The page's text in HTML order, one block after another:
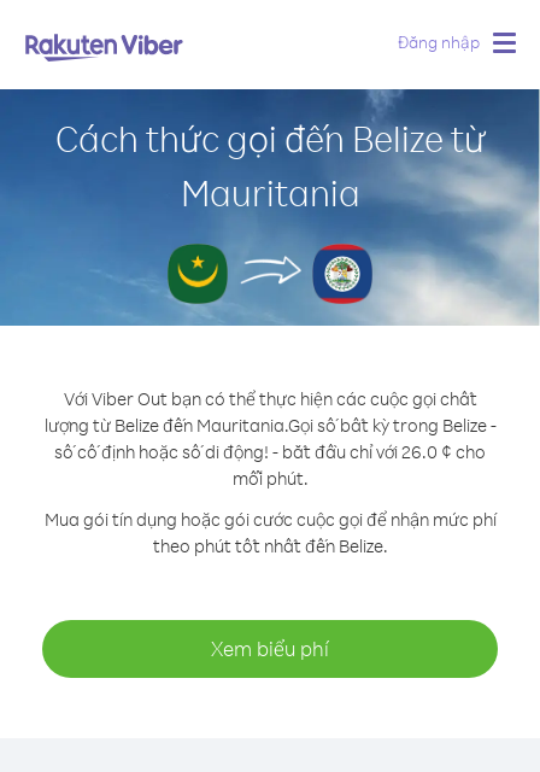
Đăng nhập
Cách thức gọi đến Belize từ
Mauritania
Với Viber Out bạn có thể thực hiện các cuộc gọi chất
lượng từ Belize đến Mauritania.Gọi số bất kỳ trong Belize -
số cố định hoặc số di động! - bắt đầu chỉ với 26.0 ¢ cho
mỗi phút.
Mua gói tín dụng hoặc gói cước cuộc gọi để nhận mức phí
theo phút tốt nhất đến Belize.
Xem biểu phí